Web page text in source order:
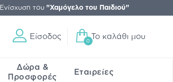
Ενίσχυση του "Χαμόγελο του Παιδιού"
Είσοδος
0
Το καλάθι μου
Δώρα &
Προσφορές
Εταιρείες